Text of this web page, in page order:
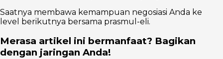
Saatnya membawa kemampuan negosiasi Anda ke
level berikutnya bersama prasmul-eli.
Merasa artikel ini bermanfaat? Bagikan
dengan jaringan Anda!